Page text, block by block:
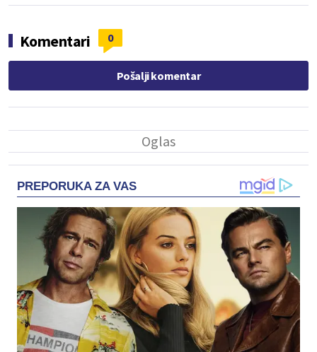
Komentari 0
Pošalji komentar
PREPORUKA ZA VAS